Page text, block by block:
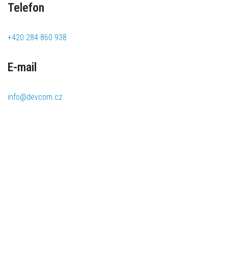
Telefon
+420 284 860 938
E-mail
info@devcom.cz